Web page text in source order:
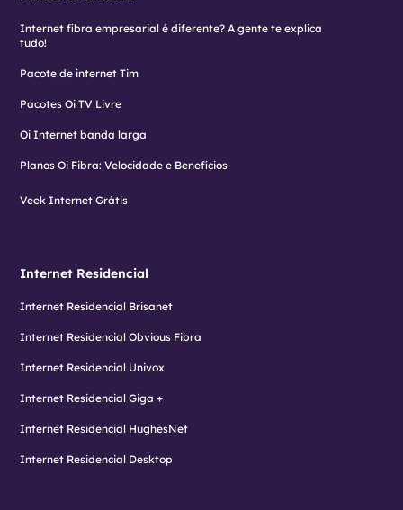
Internet fibra empresarial é diferente? A gente te explica
tudo!
Pacote de internet Tim
Pacotes Oi TV Livre
Oi Internet banda larga
Planos Oi Fibra: Velocidade e Benefícios
Veek Internet Grátis
Internet Residencial
Internet Residencial Brisanet
Internet Residencial Obvious Fibra
Internet Residencial Univox
Internet Residencial Giga +
Internet Residencial HughesNet
Internet Residencial Desktop